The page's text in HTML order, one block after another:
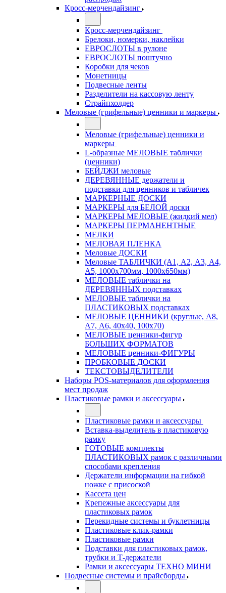
Кросс-мерчендайзинг
Кросс-мерчендайзинг
Брелоки, номерки, наклейки
ЕВРОСЛОТЫ в рулоне
ЕВРОСЛОТЫ поштучно
Коробки для чеков
Монетницы
Подвесные ленты
Разделители на кассовую ленту
Страйпхолдер
Меловые (грифельные) ценники и маркеры
Меловые (грифельные) ценники и
маркеры
L-образные МЕЛОВЫЕ таблички
(ценники)
БЕЙДЖИ меловые
ДЕРЕВЯННЫЕ держатели и
подставки для ценников и табличек
МАРКЕРНЫЕ ДОСКИ
МАРКЕРЫ для БЕЛОЙ доски
МАРКЕРЫ МЕЛОВЫЕ (жидкий мел)
МАРКЕРЫ ПЕРМАНЕНТНЫЕ
МЕЛКИ
МЕЛОВАЯ ПЛЕНКА
Меловые ДОСКИ
Меловые ТАБЛИЧКИ (А1, А2, А3, А4,
А5, 1000х700мм, 1000х650мм)
МЕЛОВЫЕ таблички на
ДЕРЕВЯННЫХ подставках
МЕЛОВЫЕ таблички на
ПЛАСТИКОВЫХ подставках
МЕЛОВЫЕ ЦЕННИКИ (круглые, А8,
А7, А6, 40х40, 100х70)
МЕЛОВЫЕ ценники-фигур
БОЛЬШИХ ФОРМАТОВ
МЕЛОВЫЕ ценники-ФИГУРЫ
ПРОБКОВЫЕ ДОСКИ
ТЕКСТОВЫДЕЛИТЕЛИ
Наборы POS-материалов для оформления
мест продаж
Пластиковые рамки и аксессуары
Пластиковые рамки и аксессуары
Вставка-выделитель в пластиковую
рамку
ГОТОВЫЕ комплекты
ПЛАСТИКОВЫХ рамок с различными
способами крепления
Держатели информации на гибкой
ножке с присоской
Кассета цен
Крепежные аксессуары для
пластиковых рамок
Перекидные системы и буклетницы
Пластиковые клик-рамки
Пластиковые рамки
Подставки для пластиковых рамок,
трубки и Т-держатели
Рамки и аксессуары ТЕХНО МИНИ
Подвесные системы и прайсборды